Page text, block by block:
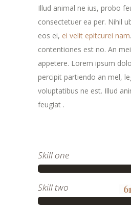
Illud animal ne ius, probo
consectetuer ea per. Nihil
eos ei, ei velit epitcurei nam
contentiones est no. An
appetere. Lorem ipsum
percipit partiendo an mel,
voluptatibus ne est. Illud
feugiat .
Skill one
Skill two 61